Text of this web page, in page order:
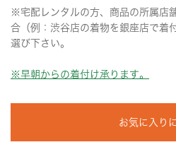
※宅配レンタルの方、商品の所属店
合（例：渋谷店の着物を銀座店で着
選び下さい。
※早朝からの着付け承ります。
お気に入り